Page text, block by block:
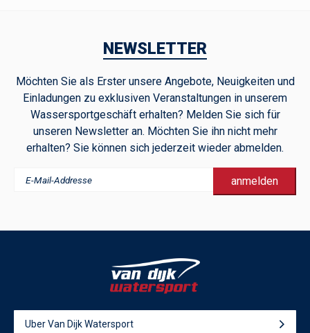
NEWSLETTER
Möchten Sie als Erster unsere Angebote, Neuigkeiten und
Einladungen zu exklusiven Veranstaltungen in unserem
Wassersportgeschäft erhalten? Melden Sie sich für
unseren Newsletter an. Möchten Sie ihn nicht mehr
erhalten? Sie können sich jederzeit wieder abmelden.
Uber Van Dijk Watersport